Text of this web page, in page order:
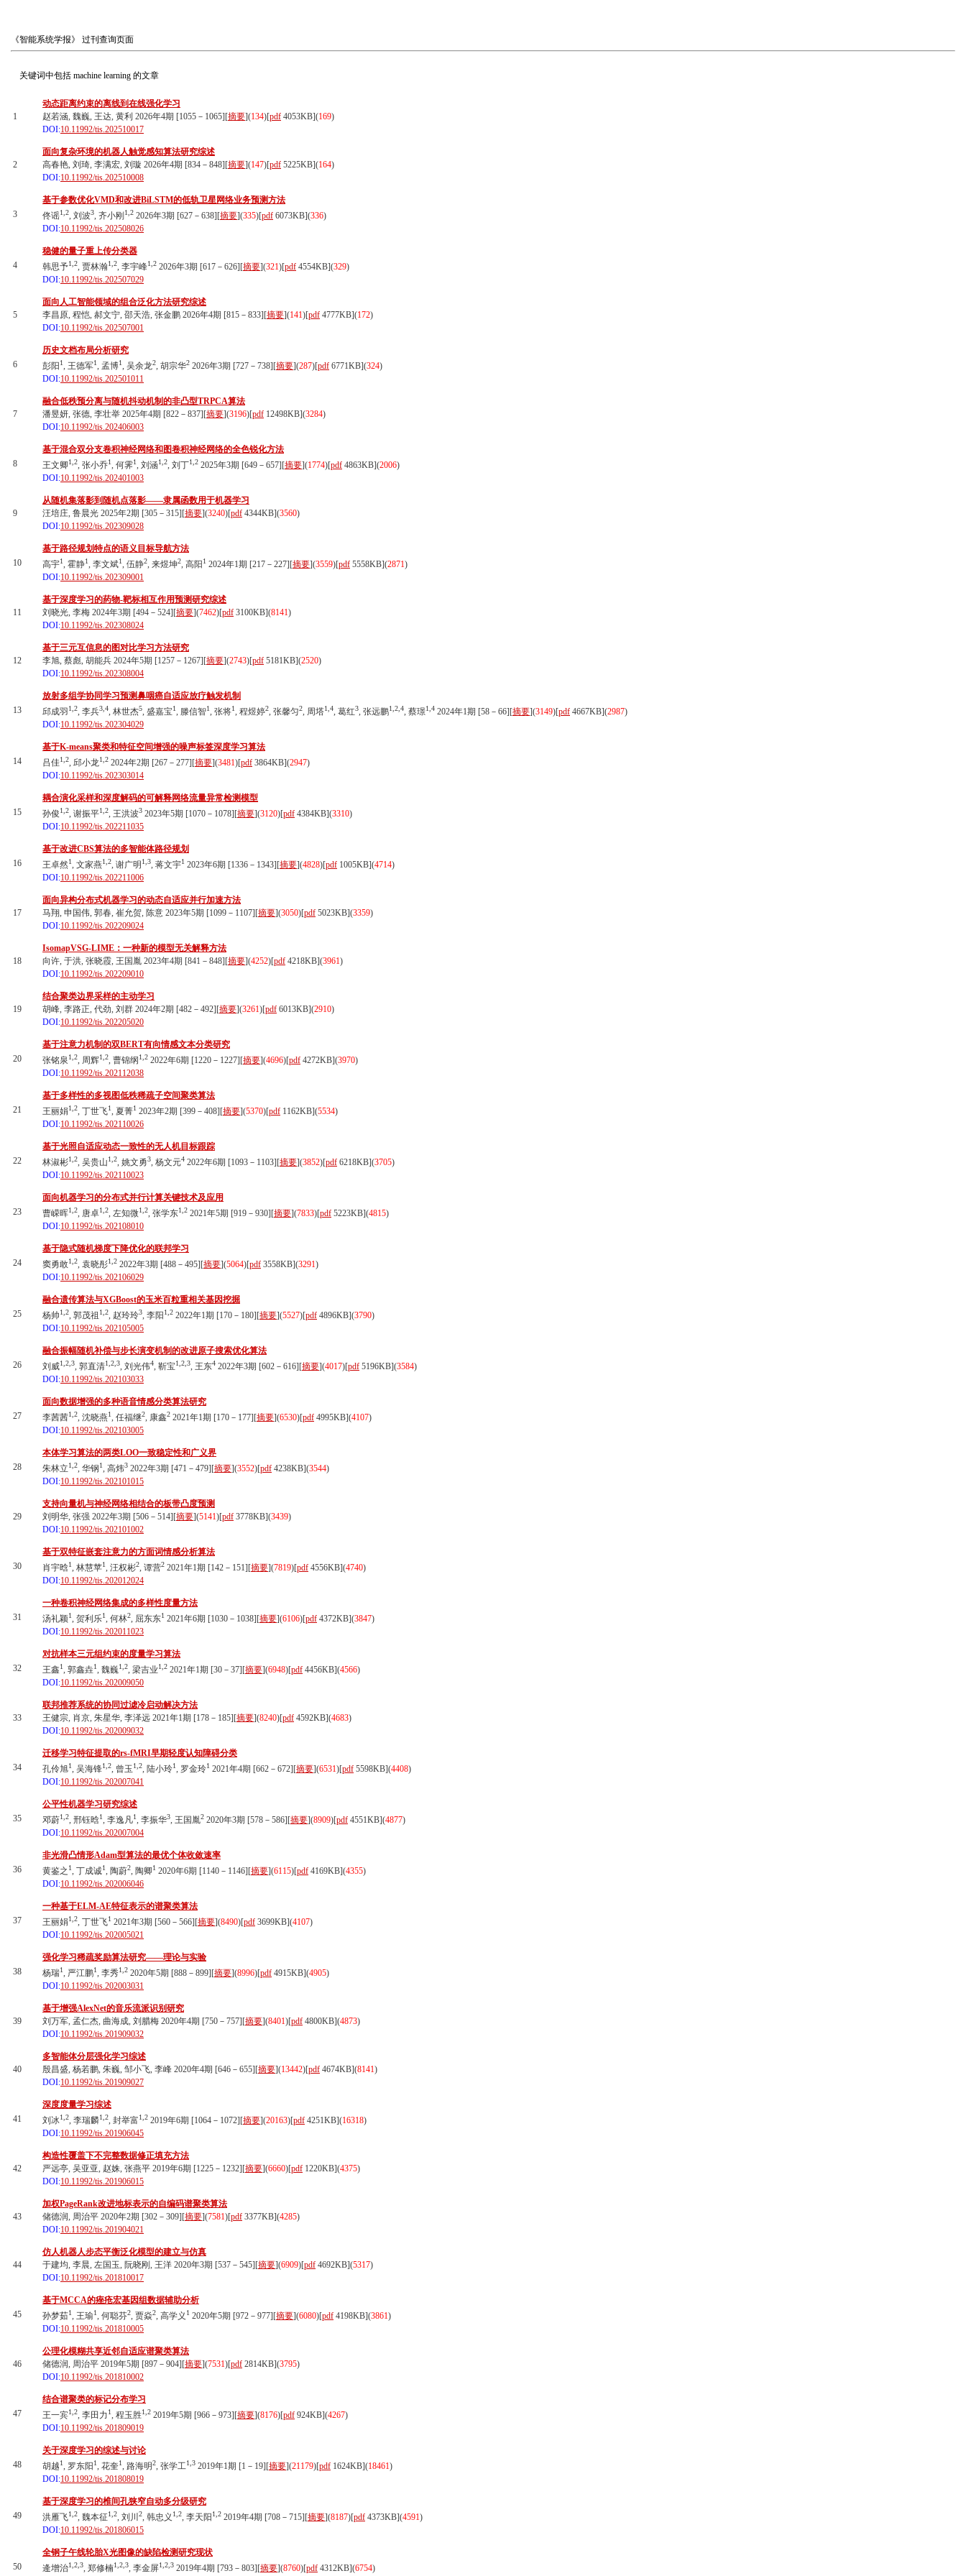
《智能系统学报》 过刊查询页面
关键词中包括 machine learning 的文章
1
动态距离约束的离线到在线强化学习
赵若涵, 魏巍, 王达, 黄利 2026年4期 [1055－1065][摘要](134)[pdf 4053KB](169)
DOI:10.11992/tis.202510017
2
面向复杂环境的机器人触觉感知算法研究综述
高春艳, 刘琦, 李满宏, 刘璇 2026年4期 [834－848][摘要](147)[pdf 5225KB](164)
DOI:10.11992/tis.202510008
3
基于参数优化VMD和改进BiLSTM的低轨卫星网络业务预测方法
佟谣1,2, 刘波3, 齐小刚 1,2 2026年3期 [627－638][摘要](335)[pdf 6073KB](336)
DOI:10.11992/tis.202508026
4
稳健的量子重上传分类器
韩思予1,2, 贾林瀚1,2, 李宇峰1,2 2026年3期 [617－626][摘要](321)[pdf 4554KB](329)
DOI:10.11992/tis.202507029
5
面向人工智能领域的组合泛化方法研究综述
李昌原, 程恺, 郝文宁, 邵天浩, 张金鹏 2026年4期 [815－833][摘要](141)[pdf 4777KB](172)
DOI:10.11992/tis.202507001
6
历史文档布局分析研究
彭阳 1, 王德军1, 孟博1, 吴余龙2, 胡宗华2 2026年3期 [727－738][摘要](287)[pdf 6771KB](324)
DOI:10.11992/tis.202501011
7
融合低秩预分离与随机抖动机制的非凸型TRPCA算法
潘昱妍, 张德, 李壮举 2025年4期 [822－837][摘要](3196)[pdf 12498KB](3284)
DOI:10.11992/tis.202406003
8
基于混合双分支卷积神经网络和图卷积神经网络的全色锐化方法
王文卿1,2, 张小乔1, 何霁1, 刘涵1,2, 刘丁1,2 2025年3期 [649－657][摘要](1774)[pdf 4863KB](2006)
DOI:10.11992/tis.202401003
9
从随机集落影到随机点落影——隶属函数用于机器学习
汪培庄, 鲁晨光 2025年2期 [305－315][摘要](3240)[pdf 4344KB](3560)
DOI:10.11992/tis.202309028
10
基于路径规划特点的语义目标导航方法
高宇1, 霍静1, 李文斌1, 伍静2, 来煜坤2, 高阳 1 2024年1期 [217－227][摘要](3559)[pdf 5558KB](2871)
DOI:10.11992/tis.202309001
11
基于深度学习的药物-靶标相互作用预测研究综述
刘晓光, 李梅 2024年3期 [494－524][摘要](7462)[pdf 3100KB](8141)
DOI:10.11992/tis.202308024
12
基于三元互信息的图对比学习方法研究
李旭, 蔡彪, 胡能兵 2024年5期 [1257－1267][摘要](2743)[pdf 5181KB](2520)
DOI:10.11992/tis.202308004
13
放射多组学协同学习预测鼻咽癌自适应放疗触发机制
邱成羽 1,2, 李兵3,4, 林世杰5, 盛嘉宝1, 滕信智1, 张将1, 程煜婷2, 张馨匀2, 周塔1,4, 葛红3, 张远鹏1,2,4, 蔡璟1,4 2024年1期 [58－66][摘要](3149)[pdf 4667KB](2987)
DOI:10.11992/tis.202304029
14
基于K-means聚类和特征空间增强的噪声标签深度学习算法
吕佳1,2, 邱小龙1,2 2024年2期 [267－277][摘要](3481)[pdf 3864KB](2947)
DOI:10.11992/tis.202303014
15
耦合演化采样和深度解码的可解释网络流量异常检测模型
孙俊1,2, 谢振平1,2, 王洪波3 2023年5期 [1070－1078][摘要](3120)[pdf 4384KB](3310)
DOI:10.11992/tis.202211035
16
基于改进CBS算法的多智能体路径规划
王卓然1, 文家燕1,2, 谢广明 1,3, 蒋文宇1 2023年6期 [1336－1343][摘要](4828)[pdf 1005KB](4714)
DOI:10.11992/tis.202211006
17
面向异构分布式机器学习的动态自适应并行加速方法
马翔, 申国伟, 郭春, 崔允贺, 陈意 2023年5期 [1099－1107][摘要](3050)[pdf 5023KB](3359)
DOI:10.11992/tis.202209024
18
IsomapVSG-LIME：一种新的模型无关解释方法
向许, 于洪, 张晓霞, 王国胤 2023年4期 [841－848][摘要](4252)[pdf 4218KB](3961)
DOI:10.11992/tis.202209010
19
结合聚类边界采样的主动学习
胡峰, 李路正, 代劲, 刘群 2024年2期 [482－492][摘要](3261)[pdf 6013KB](2910)
DOI:10.11992/tis.202205020
20
基于注意力机制的双BERT有向情感文本分类研究
张铭泉1,2, 周辉1,2, 曹锦纲 1,2 2022年6期 [1220－1227][摘要](4696)[pdf 4272KB](3970)
DOI:10.11992/tis.202112038
21
基于多样性的多视图低秩稀疏子空间聚类算法
王丽娟1,2, 丁世飞1, 夏菁1 2023年2期 [399－408][摘要](5370)[pdf 1162KB](5534)
DOI:10.11992/tis.202110026
22
基于光照自适应动态一致性的无人机目标跟踪
林淑彬1,2, 吴贵山1,2, 姚文勇3, 杨文元4 2022年6期 [1093－1103][摘要](3852)[pdf 6218KB](3705)
DOI:10.11992/tis.202110023
23
面向机器学习的分布式并行计算关键技术及应用
曹嵘晖1,2, 唐卓1,2, 左知微1,2, 张学东1,2 2021年5期 [919－930][摘要](7833)[pdf 5223KB](4815)
DOI:10.11992/tis.202108010
24
基于隐式随机梯度下降优化的联邦学习
窦勇敢1,2, 袁晓彤1,2 2022年3期 [488－495][摘要](5064)[pdf 3558KB](3291)
DOI:10.11992/tis.202106029
25
融合遗传算法与XGBoost的玉米百粒重相关基因挖掘
杨帅1,2, 郭茂祖 1,2, 赵玲玲3, 李阳 1,2 2022年1期 [170－180][摘要](5527)[pdf 4896KB](3790)
DOI:10.11992/tis.202105005
26
融合振幅随机补偿与步长演变机制的改进原子搜索优化算法
刘威1,2,3, 郭直清1,2,3, 刘光伟4, 靳宝1,2,3, 王东4 2022年3期 [602－616][摘要](4017)[pdf 5196KB](3584)
DOI:10.11992/tis.202103033
27
面向数据增强的多种语音情感分类算法研究
李茜茜1,2, 沈晓燕1, 任福继2, 康鑫2 2021年1期 [170－177][摘要](6530)[pdf 4995KB](4107)
DOI:10.11992/tis.202103005
28
本体学习算法的两类LOO一致稳定性和广义界
朱林立1,2, 华钢1, 高炜3 2022年3期 [471－479][摘要](3552)[pdf 4238KB](3544)
DOI:10.11992/tis.202101015
29
支持向量机与神经网络相结合的板带凸度预测
刘明华, 张强 2022年3期 [506－514][摘要](5141)[pdf 3778KB](3439)
DOI:10.11992/tis.202101002
30
基于双特征嵌套注意力的方面词情感分析算法
肖宇晗1, 林慧苹1, 汪权彬2, 谭营2 2021年1期 [142－151][摘要](7819)[pdf 4556KB](4740)
DOI:10.11992/tis.202012024
31
一种卷积神经网络集成的多样性度量方法
汤礼颖1, 贺利乐1, 何林2, 屈东东1 2021年6期 [1030－1038][摘要](6106)[pdf 4372KB](3847)
DOI:10.11992/tis.202011023
32
对抗样本三元组约束的度量学习算法
王鑫1, 郭鑫垚1, 魏巍1,2, 梁吉业1,2 2021年1期 [30－37][摘要](6948)[pdf 4456KB](4566)
DOI:10.11992/tis.202009050
33
联邦推荐系统的协同过滤冷启动解决方法
王健宗, 肖京, 朱星华, 李泽远 2021年1期 [178－185][摘要](8240)[pdf 4592KB](4683)
DOI:10.11992/tis.202009032
34
迁移学习特征提取的rs-fMRI早期轻度认知障碍分类
孔伶旭1, 吴海锋1,2, 曾玉1,2, 陆小玲1, 罗金玲1 2021年4期 [662－672][摘要](6531)[pdf 5598KB](4408)
DOI:10.11992/tis.202007041
35
公平性机器学习研究综述
邓蔚1,2, 邢钰晗1, 李逸凡1, 李振华3, 王国胤2 2020年3期 [578－586][摘要](8909)[pdf 4551KB](4877)
DOI:10.11992/tis.202007004
36
非光滑凸情形Adam型算法的最优个体收敛速率
黄鉴之 1, 丁成诚1, 陶蔚2, 陶卿1 2020年6期 [1140－1146][摘要](6115)[pdf 4169KB](4355)
DOI:10.11992/tis.202006046
37
一种基于ELM-AE特征表示的谱聚类算法
王丽娟1,2, 丁世飞1 2021年3期 [560－566][摘要](8490)[pdf 3699KB](4107)
DOI:10.11992/tis.202005021
38
强化学习稀疏奖励算法研究——理论与实验
杨瑞1, 严江鹏1, 李秀1,2 2020年5期 [888－899][摘要](8996)[pdf 4915KB](4905)
DOI:10.11992/tis.202003031
39
基于增强AlexNet的音乐流派识别研究
刘万军, 孟仁杰, 曲海成, 刘腊梅 2020年4期 [750－757][摘要](8401)[pdf 4800KB](4873)
DOI:10.11992/tis.201909032
40
多智能体分层强化学习综述
殷昌盛, 杨若鹏, 朱巍, 邹小飞, 李峰 2020年4期 [646－655][摘要](13442)[pdf 4674KB](8141)
DOI:10.11992/tis.201909027
41
深度度量学习综述
刘冰1,2, 李瑞麟1,2, 封举富1,2 2019年6期 [1064－1072][摘要](20163)[pdf 4251KB](16318)
DOI:10.11992/tis.201906045
42
构造性覆盖下不完整数据修正填充方法
严远亭, 吴亚亚, 赵姝, 张燕平 2019年6期 [1225－1232][摘要](6660)[pdf 1220KB](4375)
DOI:10.11992/tis.201906015
43
加权PageRank改进地标表示的自编码谱聚类算法
储德润, 周治平 2020年2期 [302－309][摘要](7581)[pdf 3377KB](4285)
DOI:10.11992/tis.201904021
44
仿人机器人步态平衡泛化模型的建立与仿真
于建均, 李晨, 左国玉, 阮晓刚, 王洋 2020年3期 [537－545][摘要](6909)[pdf 4692KB](5317)
DOI:10.11992/tis.201810017
45
基于MCCA的痤疮宏基因组数据辅助分析
孙梦茹1, 王瑜1, 何聪芬2, 贾焱2, 高学义 1 2020年5期 [972－977][摘要](6080)[pdf 4198KB](3861)
DOI:10.11992/tis.201810005
46
公理化模糊共享近邻自适应谱聚类算法
储德润, 周治平 2019年5期 [897－904][摘要](7531)[pdf 2814KB](3795)
DOI:10.11992/tis.201810002
47
结合谱聚类的标记分布学习
王一宾1,2, 李田力1, 程玉胜1,2 2019年5期 [966－973][摘要](8176)[pdf 924KB](4267)
DOI:10.11992/tis.201809019
48
关于深度学习的综述与讨论
胡越1, 罗东阳 1, 花奎1, 路海明2, 张学工1,3 2019年1期 [1－19][摘要](21179)[pdf 1624KB](18461)
DOI:10.11992/tis.201808019
49
基于深度学习的椎间孔狭窄自动多分级研究
洪雁飞1,2, 魏本征1,2, 刘川 2, 韩忠义 1,2, 李天阳 1,2 2019年4期 [708－715][摘要](8187)[pdf 4373KB](4591)
DOI:10.11992/tis.201806015
50
全钢子午线轮胎X光图像的缺陷检测研究现状
逄增治1,2,3, 郑修楠1,2,3, 李金屏1,2,3 2019年4期 [793－803][摘要](8760)[pdf 4312KB](6754)